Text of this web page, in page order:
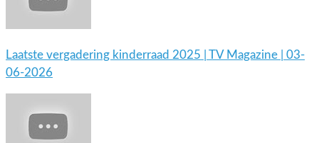
Laatste vergadering kinderraad 2025 | TV Magazine | 03-
06-2026